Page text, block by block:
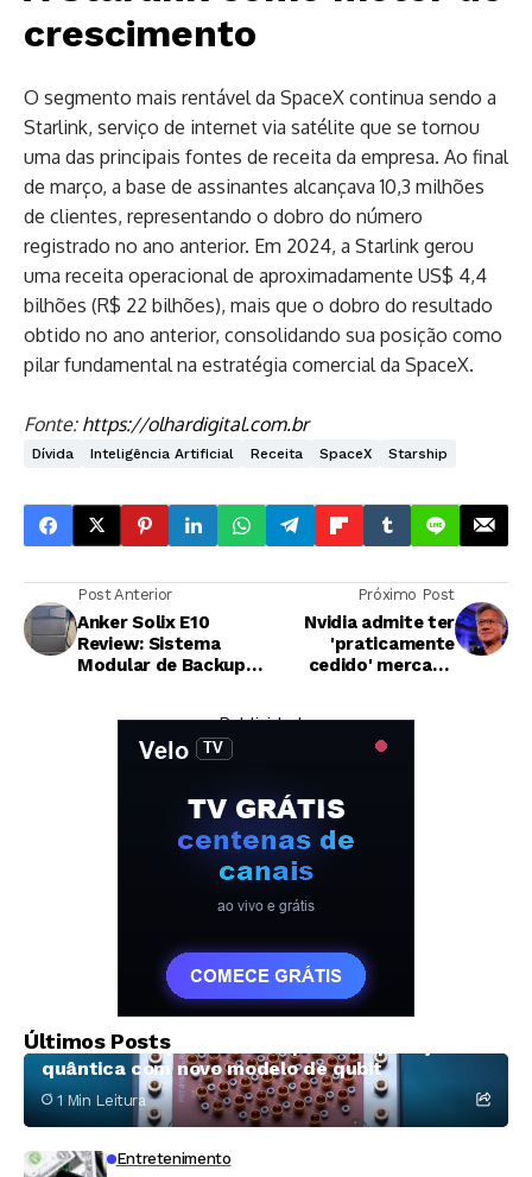
crescimento
O segmento mais rentável da SpaceX continua sendo a
Starlink, serviço de internet via satélite que se tornou
uma das principais fontes de receita da empresa. Ao final
de março, a base de assinantes alcançava 10,3 milhões
de clientes, representando o dobro do número
registrado no ano anterior. Em 2024, a Starlink gerou
uma receita operacional de aproximadamente US$ 4,4
bilhões (R$ 22 bilhões), mais que o dobro do resultado
obtido no ano anterior, consolidando sua posição como
pilar fundamental na estratégia comercial da SpaceX.
Fonte: https://olhardigital.com.br
Dívida Inteligência Artificial Receita SpaceX Starship
Post Anterior
Anker Solix E10
Review: Sistema
Modular de Backup
Próximo Post
Nvidia admite ter
'praticamente
cedido' mercado
— Publicidade —
Últimos Posts
D-Wave avança na corrida pela computação
quântica com novo modelo de qubit
1 Min Leitura
Entretenimento